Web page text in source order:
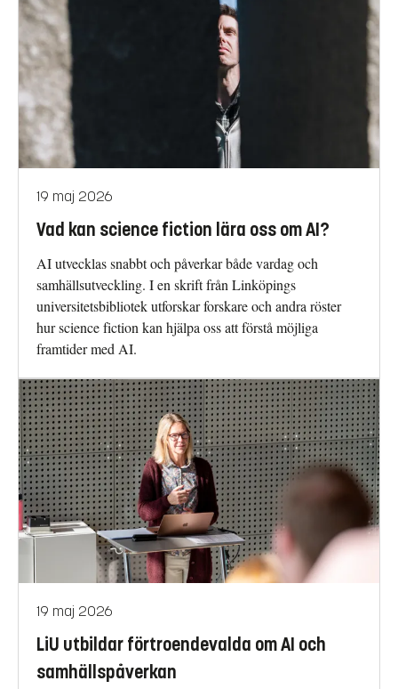
19 maj 2026
Vad kan science fiction lära oss om AI?
AI utvecklas snabbt och påverkar både vardag och
samhällsutveckling. I en skrift från Linköpings
universitetsbibliotek utforskar forskare och andra röster
hur science fiction kan hjälpa oss att förstå möjliga
framtider med AI.
19 maj 2026
LiU utbildar förtroendevalda om AI och
samhällspåverkan